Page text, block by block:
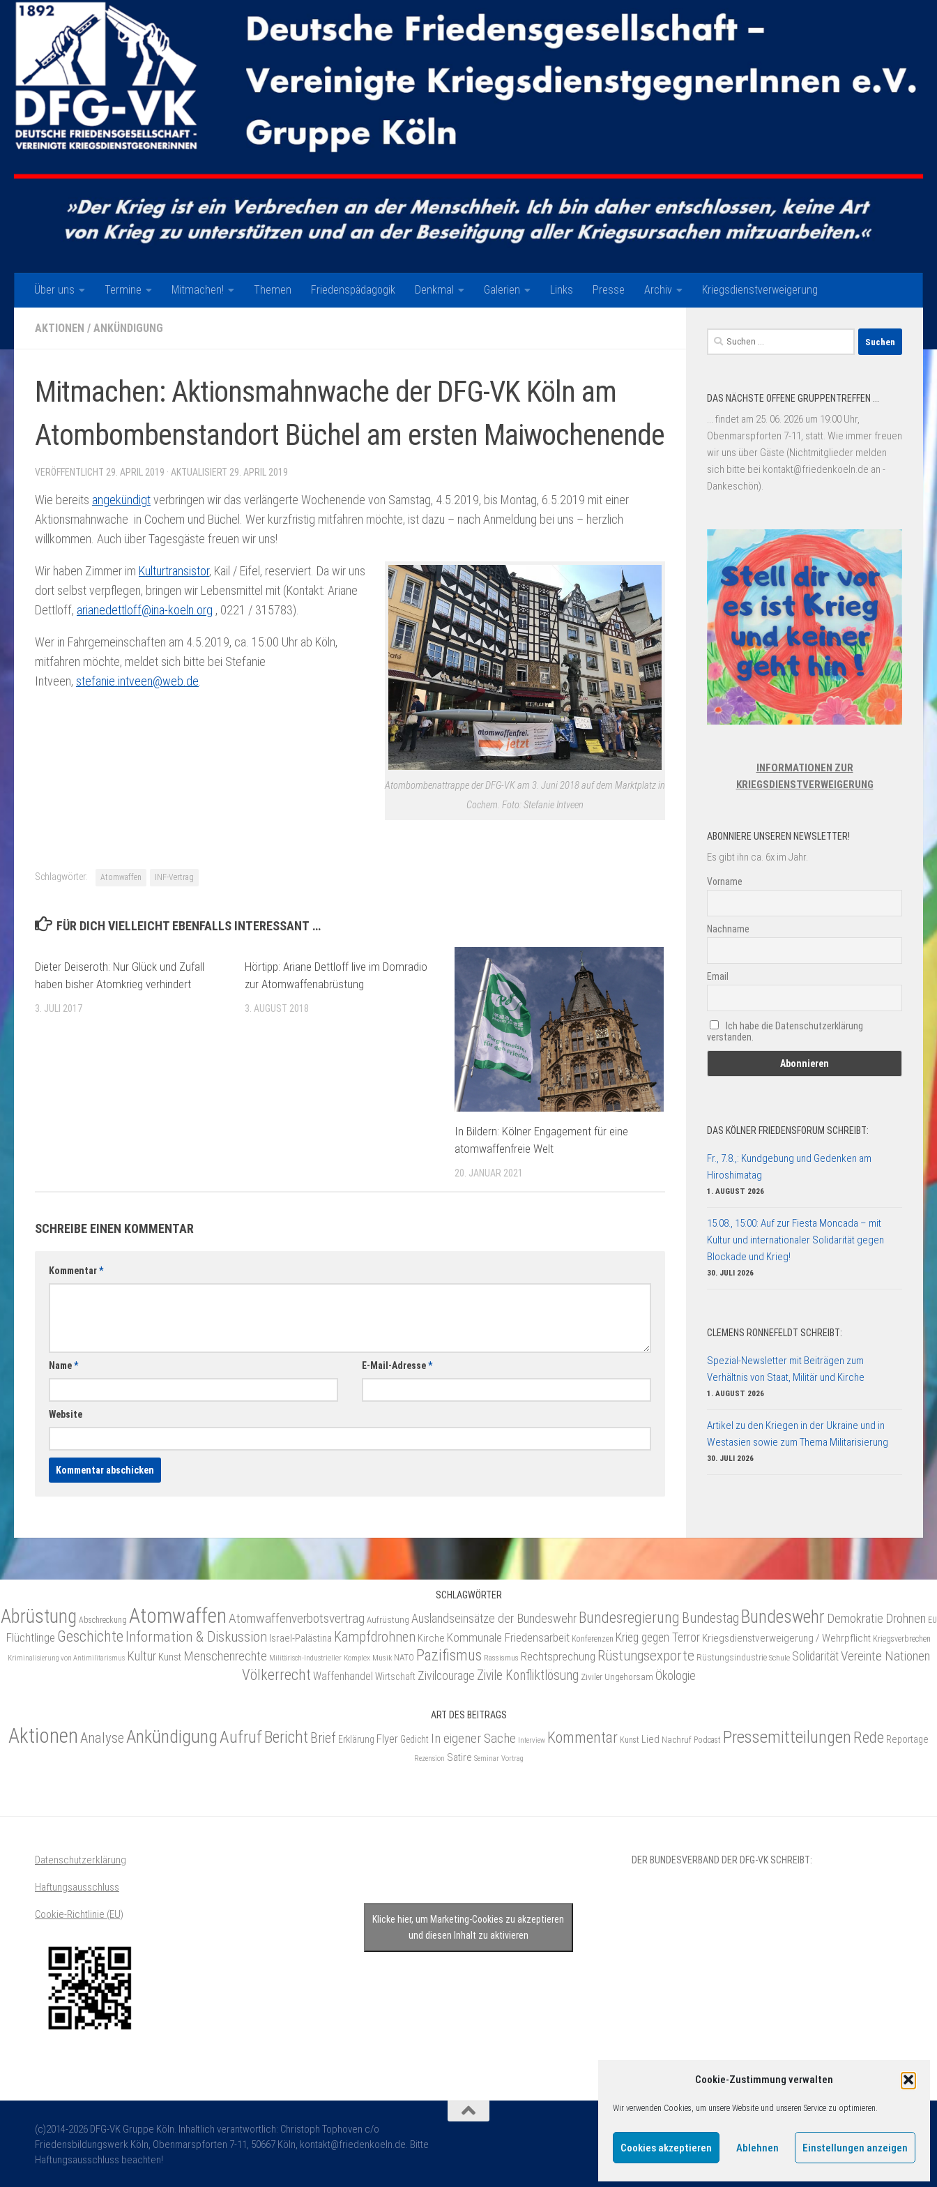
Cookie-Zustimmung verwalten
Wir verwenden Cookies, um unsere Website und unseren Service zu optimieren.
Cookies akzeptieren Ablehnen Einstellungen anzeigen
Zum Inhalt springen
Über uns Termine Mitmachen! Themen Friedenspädagogik Denkmal Galerien Links Presse Archiv Kriegsdienstverweigerung
AKTIONEN / ANKÜNDIGUNG
Mitmachen: Aktionsmahnwache der DFG-VK Köln am
Atombombenstandort Büchel am ersten Maiwochenende
VERÖFFENTLICHT 29. APRIL 2019 · AKTUALISIERT 29. APRIL 2019
Wie bereits angekündigtverbringen wir das verlängerte Wochenende von Samstag, 4.5.2019, bis Montag, 6.5.2019 mit einer
Aktionsmahnwache in Cochem und Büchel. Wer kurzfristig mitfahren möchte, ist dazu – nach Anmeldung bei uns – herzlich
willkommen. Auch über Tagesgäste freuen wir uns!
Atombombenattrappe der DFG-VK am 3. Juni 2018 auf dem Marktplatz in
Cochem. Foto: Stefanie Intveen
Wir haben Zimmer im Kulturtransistor, Kail / Eifel, reserviert. Da wir uns
dort selbst verpflegen, bringen wir Lebensmittel mit (Kontakt: Ariane
Dettloff, arianedettloff@ina-koeln.org , 0221 / 315783).
Wer in Fahrgemeinschaften am 4.5.2019, ca. 15:00 Uhr ab Köln,
mitfahren möchte, meldet sich bitte bei Stefanie
Intveen, stefanie.intveen@web.de
Schlagwörter: Atomwaffen INF-Vertrag
FÜR DICH VIELLEICHT EBENFALLS INTERESSANT …
Dieter Deiseroth: Nur Glück und Zufall
haben bisher Atomkrieg verhindert
3. JULI 2017
Hörtipp: Ariane Dettloff live im Domradio
zur Atomwaffenabrüstung
3. AUGUST 2018
In Bildern: Kölner Engagement für eine
atomwaffenfreie Welt
20. JANUAR 2021
SCHREIBE EINEN KOMMENTAR
Kommentar*
Name* E-Mail-Adresse*
Website
Suchen
nach:
DAS NÄCHSTE OFFENE GRUPPENTREFFEN ...
... findet am 25. 06. 2026 um 19:00 Uhr,
Obenmarspforten 7-11, statt. Wie immer freuen
wir uns über Gäste (Nichtmitglieder melden
sich bitte bei kontakt@friedenkoeln.de an -
Dankeschön).
INFORMATIONEN ZUR
KRIEGSDIENSTVERWEIGERUNG
ABONNIERE UNSEREN NEWSLETTER!
Es gibt ihn ca. 6x im Jahr.
Vorname
Nachname
Email
Ich habe die Datenschutzerklärung
verstanden.
DAS KÖLNER FRIEDENSFORUM SCHREIBT:
Fr., 7.8.,: Kundgebung und Gedenken am
Hiroshimatag
1. AUGUST 2026
15.08., 15:00: Auf zur Fiesta Moncada – mit
Kultur und internationaler Solidarität gegen
Blockade und Krieg!
30. JULI 2026
CLEMENS RONNEFELDT SCHREIBT:
Spezial-Newsletter mit Beiträgen zum
Verhältnis von Staat, Militär und Kirche
1. AUGUST 2026
Artikel zu den Kriegen in der Ukraine und in
Westasien sowie zum Thema Militarisierung
30. JULI 2026
SCHLAGWÖRTER
Abrüstung Abschreckung Atomwaffen Atomwaffenverbotsvertrag Aufrüstung Auslandseinsätze der Bundeswehr Bundesregierung Bundestag Bundeswehr Demokratie Drohnen EU
Flüchtlinge Geschichte Information & Diskussion Israel-Palästina Kampfdrohnen Kirche Kommunale Friedensarbeit Konferenzen Krieg gegen Terror Kriegsdienstverweigerung / Wehrpflicht Kriegsverbrechen
Kriminalisierung von Antimilitarismus Kultur Kunst Menschenrechte Militärisch-Industrieller Komplex Musik NATO Pazifismus Rassismus Rechtsprechung Rüstungsexporte Rüstungsindustrie Schule SolidaritätVereinte Nationen
Völkerrecht Waffenhandel Wirtschaft Zivilcourage Zivile Konfliktlösung Ziviler Ungehorsam Ökologie
ART DES BEITRAGS
Aktionen Analyse Ankündigung AufrufBericht Brief Erklärung Flyer Gedicht In eigener Sache Interview Kommentar Kunst Lied Nachruf Podcast Pressemitteilungen Rede Reportage
Rezension Satire Seminar Vortrag
Datenschutzerklärung
Haftungsausschluss
Cookie-Richtlinie (EU)
Klicke hier, um Marketing-Cookies zu akzeptieren
und diesen Inhalt zu aktivieren
DER BUNDESVERBAND DER DFG-VK SCHREIBT:
(c)2014-2026 DFG-VK Gruppe Köln. Inhaltlich verantwortlich: Christoph Tophoven c/o
Friedensbildungswerk Köln, Obenmarspforten 7-11, 50667 Köln, kontakt@friedenkoeln.de. Bitte
Haftungsausschluss beachten!